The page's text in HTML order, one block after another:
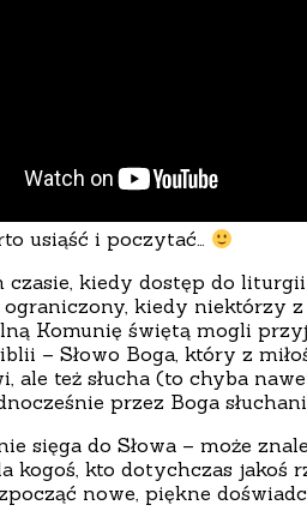
usiąść i poczytać…
czasie, kiedy dostęp do
kiedy niektórzy
Komunię świętą mogli
– Słowo Boga, który z
ale też słucha (to chyba
przez Boga
sięga do Słowa – może
kogoś, kto dotychczas jakoś
nowe, piękne